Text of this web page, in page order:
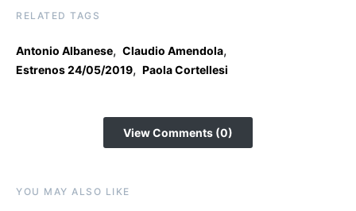
RELATED TAGS
Antonio Albanese, Claudio Amendola,
Estrenos 24/05/2019, Paola Cortellesi
View Comments (0)
YOU MAY ALSO LIKE